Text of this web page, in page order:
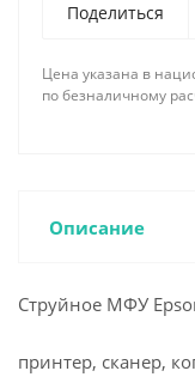
Поделиться
Цена указана в
по безналичному
Описание
Струйное МФУ
принтер, сканер,